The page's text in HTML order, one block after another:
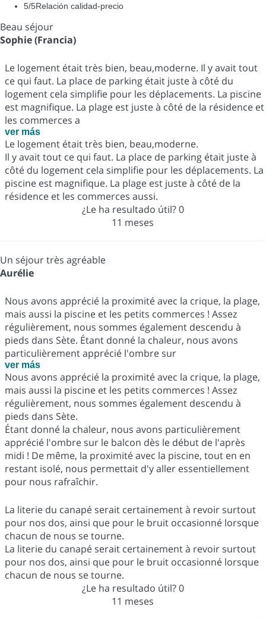
5/5Relación calidad-precio
Beau séjour
Sophie (Francia)
Le logement était très bien, beau,moderne. Il y avait tout
ce qui faut. La place de parking était juste à côté du
logement cela simplifie pour les déplacements. La piscine
est magnifique. La plage est juste à côté de la résidence et
les commerces a
ver más
Le logement était très bien, beau,moderne.
Il y avait tout ce qui faut. La place de parking était juste à
côté du logement cela simplifie pour les déplacements. La
piscine est magnifique. La plage est juste à côté de la
résidence et les commerces aussi.
¿Le ha resultado útil?0
11 meses
Un séjour très agréable
Aurélie
Nous avons apprécié la proximité avec la crique, la plage,
mais aussi la piscine et les petits commerces ! Assez
régulièrement, nous sommes également descendu à
pieds dans Sète. Étant donné la chaleur, nous avons
particulièrement apprécié l'ombre sur
ver más
Nous avons apprécié la proximité avec la crique, la plage,
mais aussi la piscine et les petits commerces ! Assez
régulièrement, nous sommes également descendu à
pieds dans Sète.
Étant donné la chaleur, nous avons particulièrement
apprécié l'ombre sur le balcon dès le début de l'après
midi ! De même, la proximité avec la piscine, tout en en
restant isolé, nous permettait d'y aller essentiellement
pour nous rafraîchir.
La literie du canapé serait certainement à revoir surtout
pour nos dos, ainsi que pour le bruit occasionné lorsque
chacun de nous se tourne.
La literie du canapé serait certainement à revoir surtout
pour nos dos, ainsi que pour le bruit occasionné lorsque
chacun de nous se tourne.
¿Le ha resultado útil?0
11 meses